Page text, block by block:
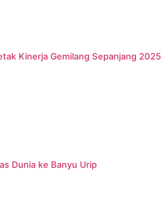
Kinerja Gemilang Sepanjang 2025
Dunia ke Banyu Urip